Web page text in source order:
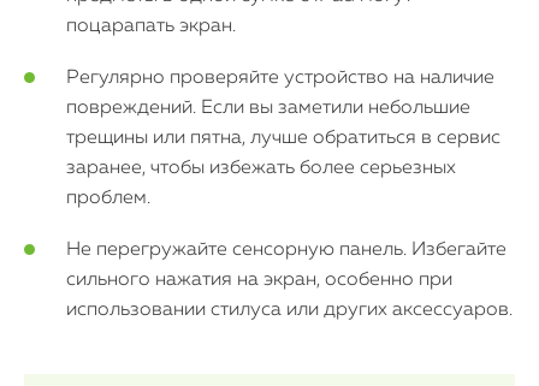
поцарапать экран.
Регулярно проверяйте устройство на наличие
повреждений. Если вы заметили небольшие
трещины или пятна, лучше обратиться в сервис
заранее, чтобы избежать более серьезных
проблем.
Не перегружайте сенсорную панель. Избегайте
сильного нажатия на экран, особенно при
использовании стилуса или других аксессуаров.